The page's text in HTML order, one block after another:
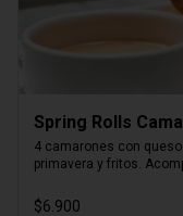
Spring Rolls
4 camarones con
primavera y fritos.
$6.900